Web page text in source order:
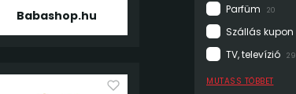
Parfüm 20
Szállás kupon
TV, televízió 29
MUTASS TÖBBET
Babashop.hu